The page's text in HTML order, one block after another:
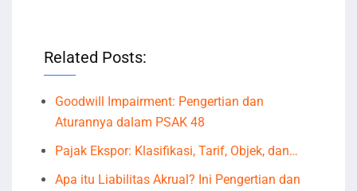
Related Posts:
Goodwill Impairment: Pengertian dan
Aturannya dalam PSAK 48
Pajak Ekspor: Klasifikasi, Tarif, Objek, dan…
Apa itu Liabilitas Akrual? Ini Pengertian dan